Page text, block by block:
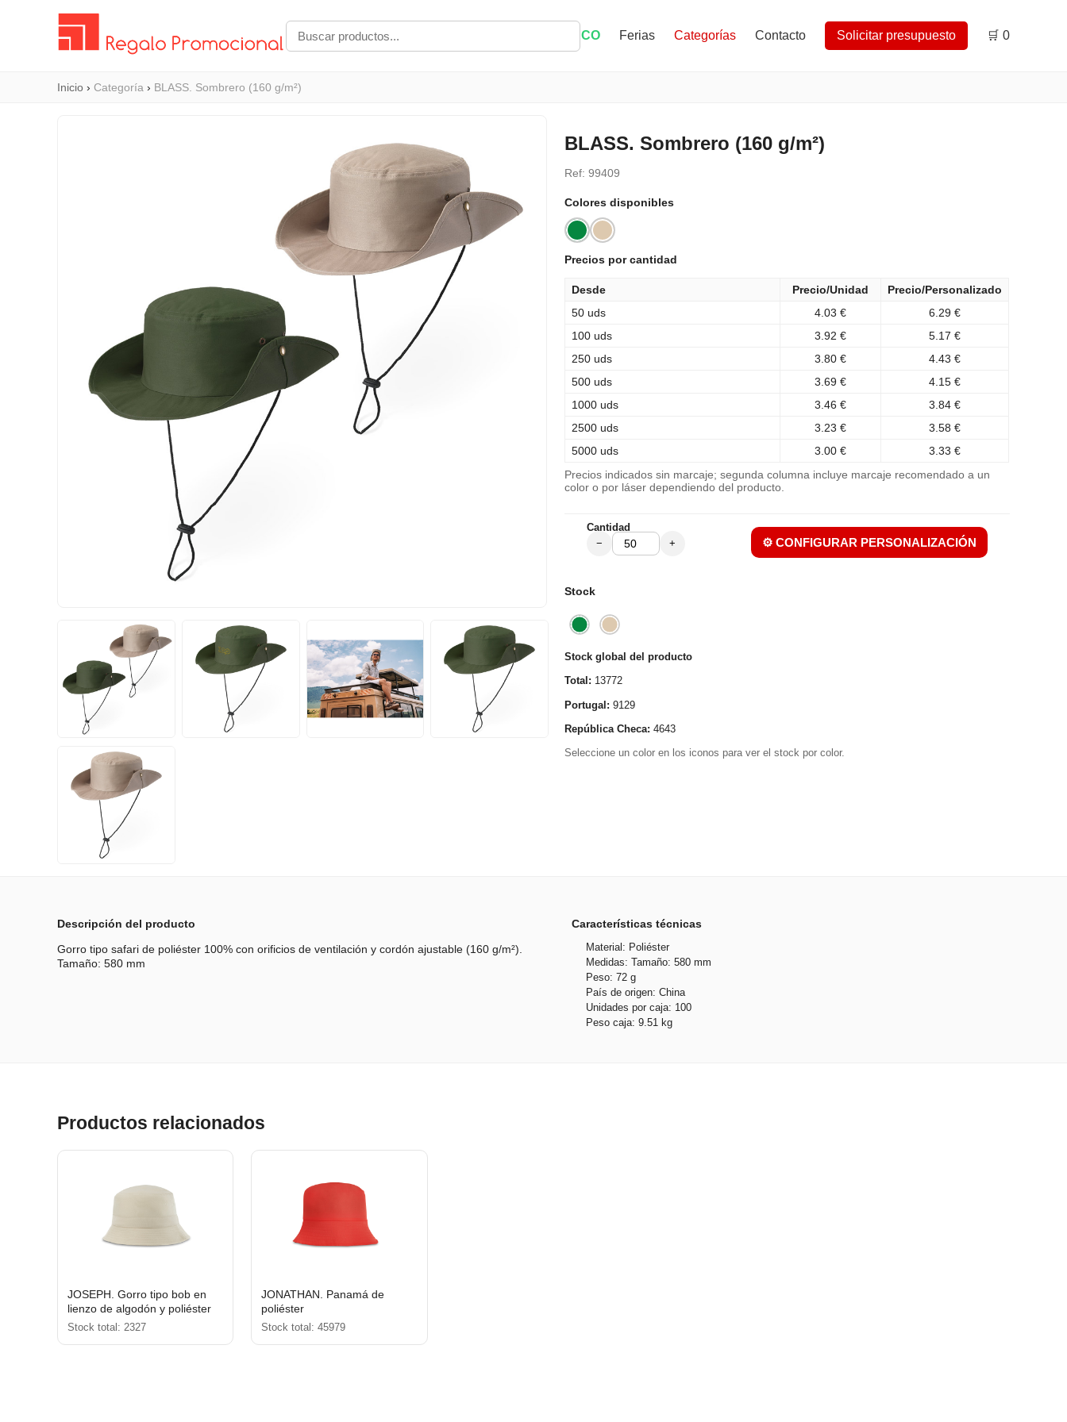
ECO Ferias Categorías Contacto Solicitar presupuesto 🛒 0
Inicio › Categoría › BLASS. Sombrero (160 g/m²)
BLASS. Sombrero (160 g/m²)
Ref: 99409
Colores disponibles
Precios por cantidad
Desde Precio/Unidad
Precio/Personalizado
50 uds
4.03 €
6.29 €
100 uds
3.92 €
5.17 €
250 uds
3.80 €
4.43 €
500 uds
3.69 €
4.15 €
1000 uds
3.46 €
3.84 €
2500 uds
3.23 €
3.58 €
5000 uds
3.00 € 3.33 €
Precios indicados sin marcaje; segunda columna incluye marcaje recomendado a un
color o por láser dependiendo del producto.
Cantidad
− + ⚙️ CONFIGURAR PERSONALIZACIÓN
Stock
Stock global del producto
Total: 13772
Portugal: 9129
República Checa: 4643
Seleccione un color en los iconos para ver el stock por color.
Descripción del producto
Gorro tipo safari de poliéster 100% con orificios de ventilación y cordón ajustable (160 g/m²).
Tamaño: 580 mm
Características técnicas
Material: Poliéster
Medidas: Tamaño: 580 mm
Peso: 72 g
País de origen: China
Unidades por caja: 100
Peso caja: 9.51 kg
Productos relacionados
JOSEPH. Gorro tipo bob en
lienzo de algodón y poliéster
(220 g/m²)
Stock total: 2327
JONATHAN. Panamá de
poliéster
Stock total: 45979